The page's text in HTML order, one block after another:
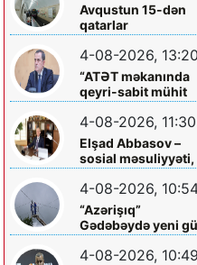
Avqustun 15-dən
qatarlar
“Nizami”-“28 May”
arasında
işləməyəcək
4-08-2026, 13:20
“ATƏT məkanında
qeyri-sabit mühit
hökm sürür”
4-08-2026, 11:30
Elşad Abbasov –
sosial məsuliyyəti,
xeyriyyəçiliyi və
dəyərlərə bağlılığı
ilə seçilən nüfuzlu
rəhbər
4-08-2026,
“Azərişıq”
Gədəbəydə yeni
mərkəzləri
quraşdırdı
4-08-2026, 10:49